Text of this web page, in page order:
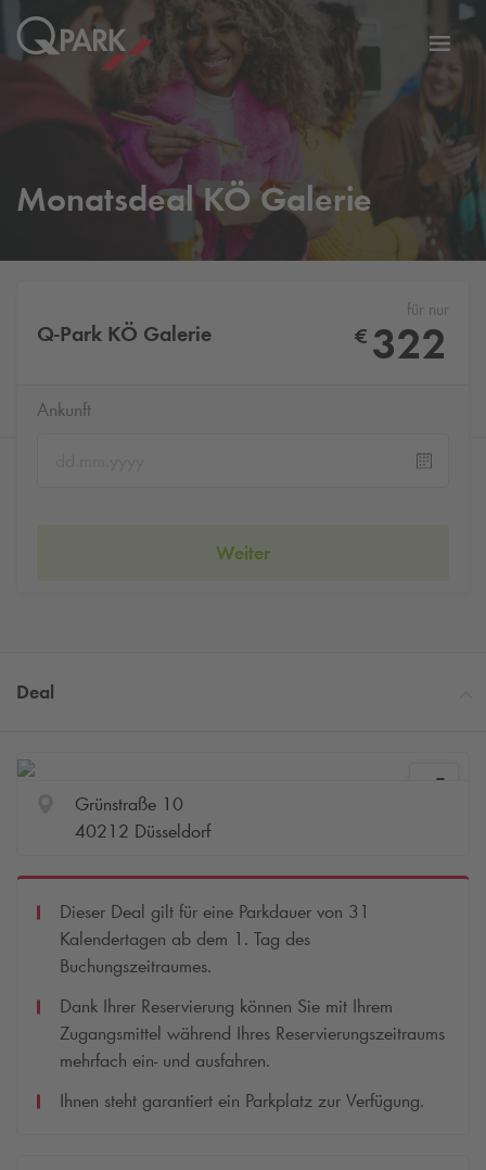
Zur
Monatsdeal KÖ Galerie
Q-Park KÖ Galerie
für nur
€ 322
Ankunft
Weiter
Deal
Grünstraße 10
40212 Düsseldorf
Dieser Deal gilt für eine Parkdauer von 31
Kalendertagen ab dem 1. Tag des
Buchungszeitraumes.
Dank Ihrer Reservierung können Sie mit Ihrem
Zugangsmittel während Ihres Reservierungszeitraums
mehrfach ein- und ausfahren.
Ihnen steht garantiert ein Parkplatz zur Verfügung.